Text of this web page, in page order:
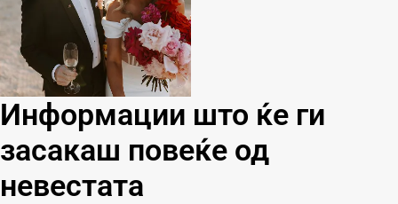
Информации што ќе ги
засакаш повеќе од
невестата